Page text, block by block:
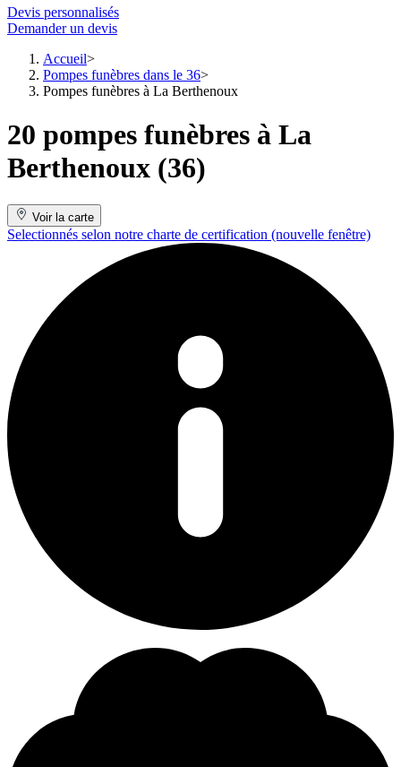
Devis personnalisés
Demander un devis
Accueil
Pompes funèbres dans le 36
Pompes funèbres à La Berthenoux
20 pompes funèbres à La
Berthenoux (36)
Voir la carte
Selectionnés selon notre charte de certification (nouvelle fenêtre)